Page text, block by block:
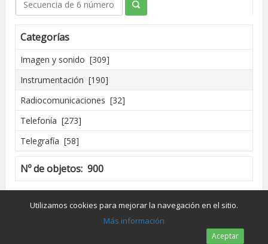
Categorías
Imagen y sonido [309]
Instrumentación [190]
Radiocomunicaciones [32]
Telefonía [273]
Telegrafía [58]
Nº de objetos: 900
Creado por José Madrid [2016]
Dpto. de Conservación y Restauración de Bienes Culturales - UPV
Utilizamos cookies para mejorar la navegación en el sitio.
Más información
Aceptar